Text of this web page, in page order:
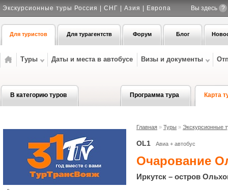
Экскурсионные туры Россия | СНГ | Азия | Европа Вы здесь ?
Для туристов Для турагентств Форум Блог
Туры Даты и места в автобусе Визы и документы
В категорию туров Программа тура Карта
Главная » Туры » Экскурсионные
OL1 Авиа + автобус
Очарование
Иркутск – остров